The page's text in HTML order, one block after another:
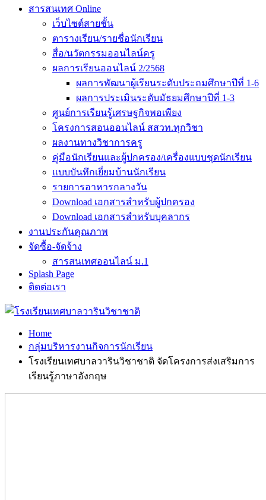
สารสนเทศ Online
เว็บไซต์สายชั้น
ตารางเรียน/รายชื่อนักเรียน
สื่อ/นวัตกรรมออนไลน์ครู
ผลการเรียนออนไลน์ 2/2568
ผลการพัฒนาผู้เรียนระดับประถมศึกษาปีที่ 1-6
ผลการประเมินระดับมัธยมศึกษาปีที่ 1-3
ศูนย์การเรียนรู้เศรษฐกิจพอเพียง
โครงการสอนออนไลน์ สสวท.ทุกวิชา
ผลงานทางวิชาการครู
คู่มือนักเรียนและผู้ปกครอง/เครื่องแบบชุดนักเรียน
แบบบันทึกเยี่ยมบ้านนักเรียน
รายการอาหารกลางวัน
Download เอกสารสำหรับผู้ปกครอง
Download เอกสารสำหรับบุคลากร
งานประกันคุณภาพ
จัดซื้อ-จัดจ้าง
สารสนเทศออนไลน์ ม.1
Splash Page
ติดต่อเรา
Home
กลุ่มบริหารงานกิจการนักเรียน
โรงเรียนเทศบาลวารินวิชาชาติ จัดโครงการส่งเสริมการ
เรียนรู้ภาษาอังกฤษ